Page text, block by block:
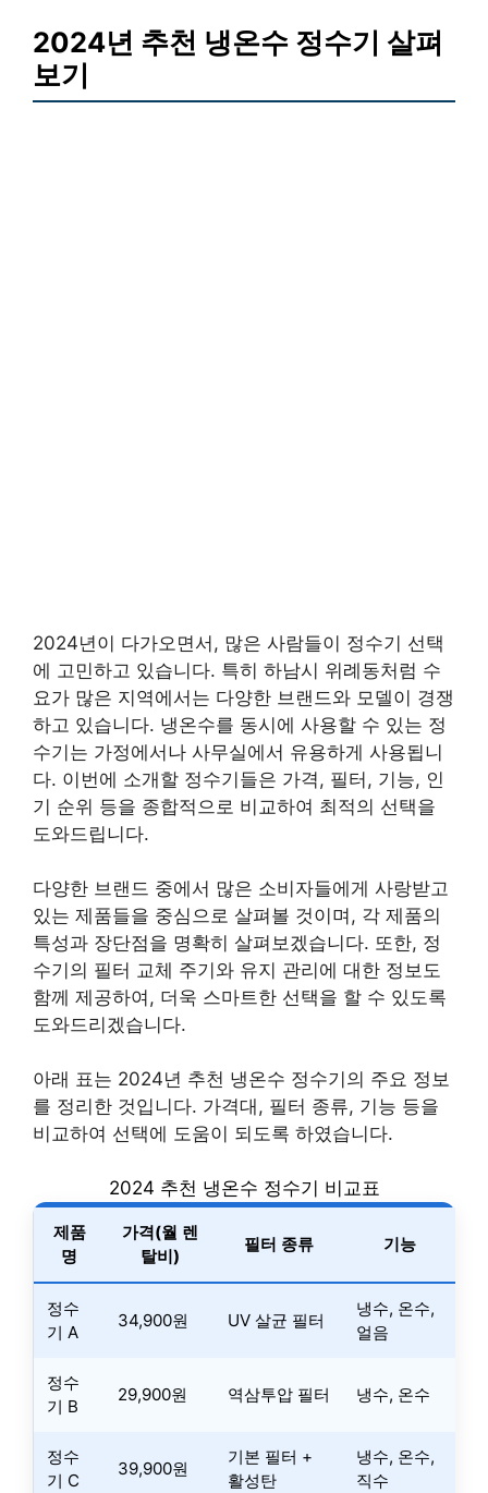
2024년 추천 냉온수 정수기 살펴
보기
2024년이 다가오면서, 많은 사람들이 정수기 선택
에 고민하고 있습니다. 특히 하남시 위례동처럼 수
요가 많은 지역에서는 다양한 브랜드와 모델이 경쟁
하고 있습니다. 냉온수를 동시에 사용할 수 있는 정
수기는 가정에서나 사무실에서 유용하게 사용됩니
다. 이번에 소개할 정수기들은 가격, 필터, 기능, 인
기 순위 등을 종합적으로 비교하여 최적의 선택을
도와드립니다.
다양한 브랜드 중에서 많은 소비자들에게 사랑받고
있는 제품들을 중심으로 살펴볼 것이며, 각 제품의
특성과 장단점을 명확히 살펴보겠습니다. 또한, 정
수기의 필터 교체 주기와 유지 관리에 대한 정보도
함께 제공하여, 더욱 스마트한 선택을 할 수 있도록
도와드리겠습니다.
아래 표는 2024년 추천 냉온수 정수기의 주요 정보
를 정리한 것입니다. 가격대, 필터 종류, 기능 등을
비교하여 선택에 도움이 되도록 하였습니다.
2024 추천 냉온수 정수기 비교표
제품
명
가격(월 렌
탈비)
필터 종류 기능
정수
기 A
34,900원 UV 살균 필터
냉수, 온수,
얼음
정수
기 B
29,900원 역삼투압 필터 냉수, 온수
정수
기 C
39,900원
기본 필터 +
활성탄
냉수, 온수,
직수